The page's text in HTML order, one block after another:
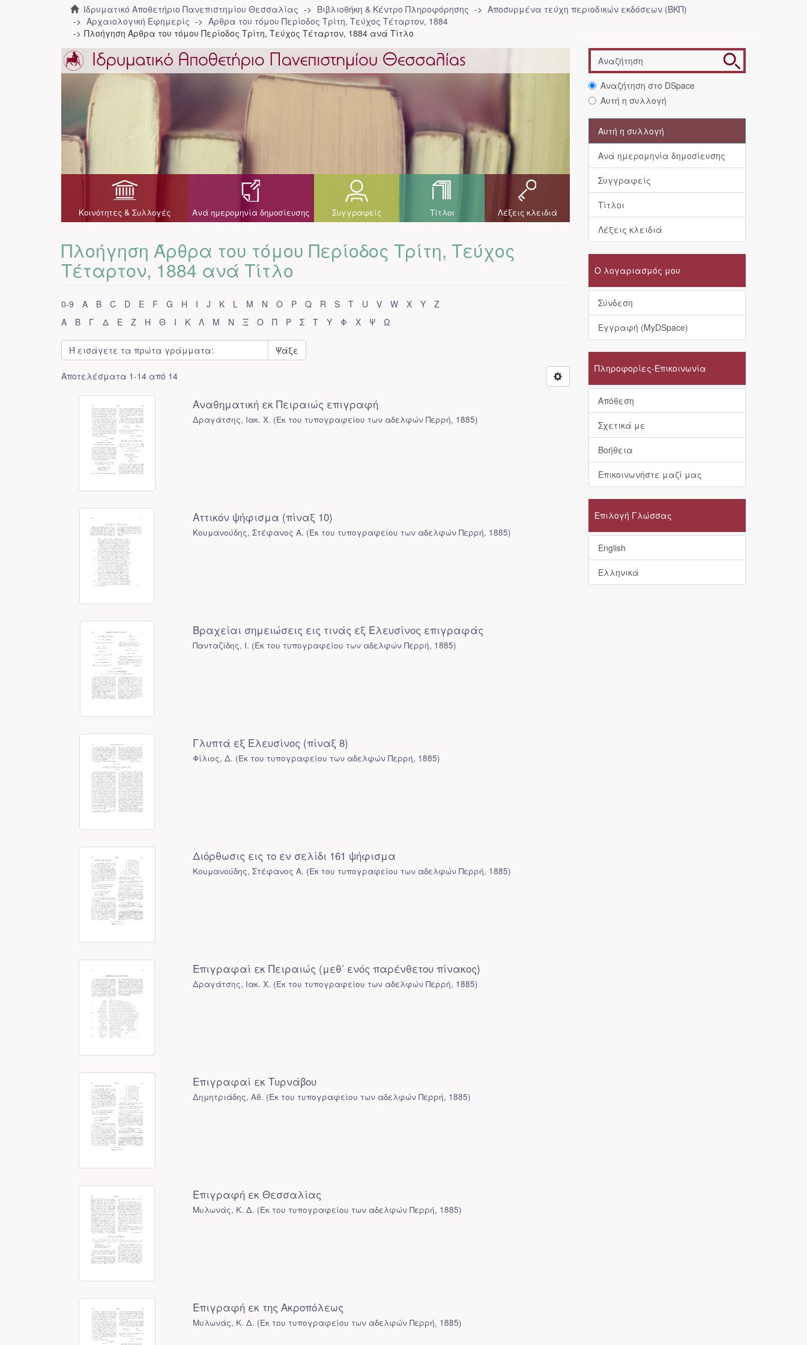
Ιδρυματικό Αποθετήριο Πανεπιστημίου Θεσσαλίας Βιβλιοθήκη & Κέντρο Πληροφόρησης
Αποσυρμένα τεύχη περιοδικών εκδόσεων (ΒΚΠ)
Αρχαιολογική Εφημερίς
Άρθρα του τόμου Περίοδος Τρίτη, Τεύχος Τέταρτον, 1884
Πλοήγηση Άρθρα του τόμου Περίοδος Τρίτη, Τεύχος Τέταρτον, 1884 ανά Τίτλο
Κοινότητες & Συλλογές Ανά ημερομηνία δημοσίευσης Συγγραφείς Τίτλοι Λέξεις κλειδιά
Πλοήγηση Άρθρα του τόμου Περίοδος Τρίτη, Τεύχος
Τέταρτον, 1884 ανά Τίτλο
0-9 A B C D E F G H I J K L M N O P Q R S T U V W X Y
Z
Α
Β Γ Δ Ε Ζ Η Θ Ι Κ Λ Μ Ν Ξ Ο Π Ρ Σ Τ Υ Φ Χ Ψ Ω
Ψάξε
Αποτελέσματα 1-14 από 14
Αναθηματική εκ Πειραιώς επιγραφή
Δραγάτσης, Ιακ. Χ. (Εκ του τυπογραφείου των αδελφών Περρή, 1885)
Αττικόν ψήφισμα (πίναξ 10)
Κουμανούδης, Στέφανος Α. (Εκ του τυπογραφείου των αδελφών Περρή, 1885)
Βραχείαι σημειώσεις εις τινάς εξ Ελευσίνος επιγραφάς
Πανταζίδης, Ι. (Εκ του τυπογραφείου των αδελφών Περρή, 1885)
Γλυπτά εξ Ελευσίνος (πίναξ 8)
Φίλιος, Δ. (Εκ του τυπογραφείου των αδελφών Περρή, 1885)
Διόρθωσις εις το εν σελίδι 161 ψήφισμα
Κουμανούδης, Στέφανος Α. (Εκ του τυπογραφείου των αδελφών Περρή, 1885)
Επιγραφαί εκ Πειραιώς (μεθ’ ενός παρένθετου πίνακος)
Δραγάτσης, Ιακ. Χ. (Εκ του τυπογραφείου των αδελφών Περρή, 1885)
Επιγραφαί εκ Τυρνάβου
Δημητριάδης, Αθ. (Εκ του τυπογραφείου των αδελφών Περρή, 1885)
Επιγραφή εκ Θεσσαλίας
Μυλωνάς, Κ. Δ. (Εκ του τυπογραφείου των αδελφών Περρή, 1885)
Επιγραφή εκ της Ακροπόλεως
Μυλωνάς, Κ. Δ. (Εκ του τυπογραφείου των αδελφών Περρή, 1885)
Αναζήτηση στο DSpace
Αυτή η συλλογή
Αυτή η συλλογή
Ανά ημερομηνία δημοσίευσης
Συγγραφείς
Τίτλοι
Λέξεις κλειδιά
Ο λογαριασμός μου
Σύνδεση
Εγγραφή (MyDSpace)
Πληροφορίες-Επικοινωνία
Απόθεση
Σχετικά με
Βοήθεια
Επικοινωνήστε μαζί μας
Επιλογή Γλώσσας
English
Ελληνικά